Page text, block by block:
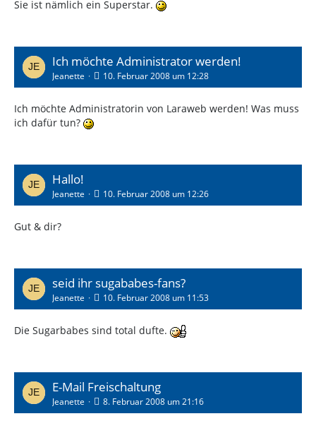
Sie ist nämlich ein Superstar.
Ich möchte Administrator werden!
Jeanette 10. Februar 2008 um 12:28
Ich möchte Administratorin von Laraweb werden! Was muss
ich dafür tun?
Hallo!
Jeanette 10. Februar 2008 um 12:26
Gut & dir?
seid ihr sugababes-fans?
Jeanette 10. Februar 2008 um 11:53
Die Sugarbabes sind total dufte.
E-Mail Freischaltung
Jeanette 8. Februar 2008 um 21:16